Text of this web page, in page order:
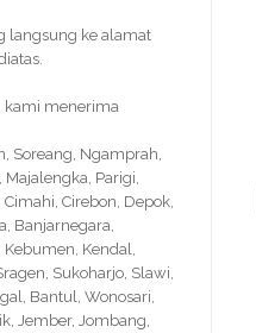
langsung ke alamat
kami menerima
Soreang, Ngamprah,
Parigi,
Cirebon, Depok,
Banjarnegara,
Kebumen, Kendal,
Sukoharjo, Slawi,
Bantul, Wonosari,
Jember, Jombang,